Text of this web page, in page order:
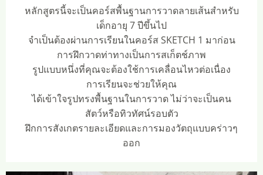
หลักสูตรนี้จะเป็นคอร์สพื้นฐานการวาดลายเส้นสำหรับ
เด็กอายุ 7 ปีขึ้นไป
จำเป็นต้องผ่านการเรียนในคอร์ส SKETCH 1 มาก่อน
การฝึกวาดท่าทางเป็นการสเก็ตช์ภาพ
รูปแบบหนึ่งที่คุณจะต้องใช้การเคลื่อนไหวต่อเนื่อง
การเรียนจะช่วยให้คุณ
ได้เข้าใจรูปทรงพื้นฐานในการวาด ไม่ว่าจะเป็นคน
สัตว์หรือทิวทัศน์รอบตัว
ฝึกการสังเกตรายละเอียดและการมองวัตถุแบบคร่าวๆ
ออก